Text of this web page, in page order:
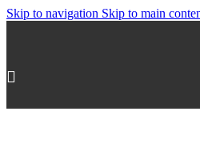
Skip to navigation Skip to main